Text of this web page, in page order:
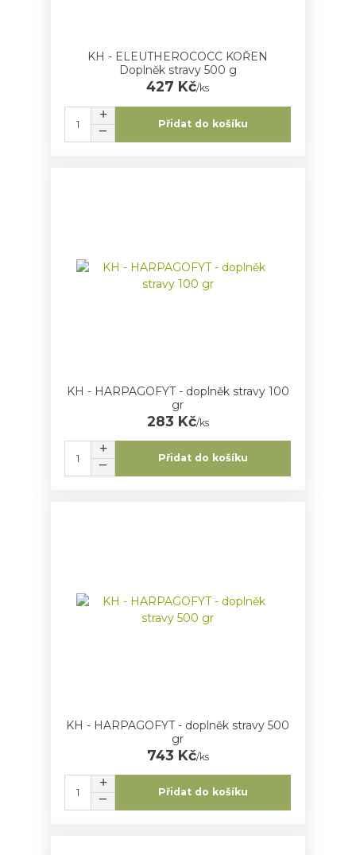
KH - ELEUTHEROCOCC KOŘEN
Doplněk stravy 500 g
427 Kč/ks
Přidat do košíku
KH - HARPAGOFYT - doplněk stravy 100
gr
283 Kč/ks
Přidat do košíku
KH - HARPAGOFYT - doplněk stravy 500
gr
743 Kč/ks
Přidat do košíku